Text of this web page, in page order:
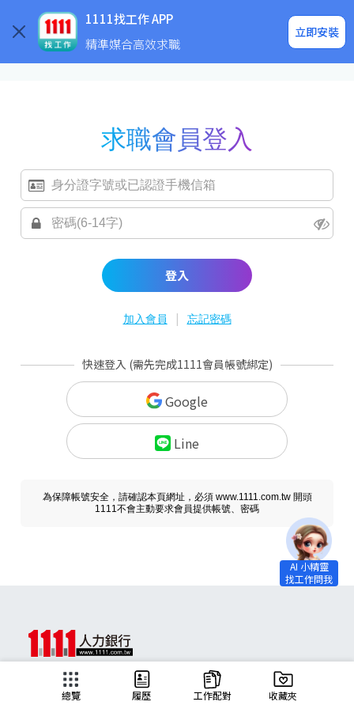
1111找工作 APP
精準媒合高效求職
立即安裝
企業求才
求職會員登入
登入
加入會員 | 忘記密碼
快速登入 (需先完成1111會員帳號綁定)
Google
Line
為保障帳號安全，請確認本頁網址，必須 www.1111.com.tw 開頭
1111不會主動要求會員提供帳號、密碼
總覽 履歷 工作配對 收藏夾